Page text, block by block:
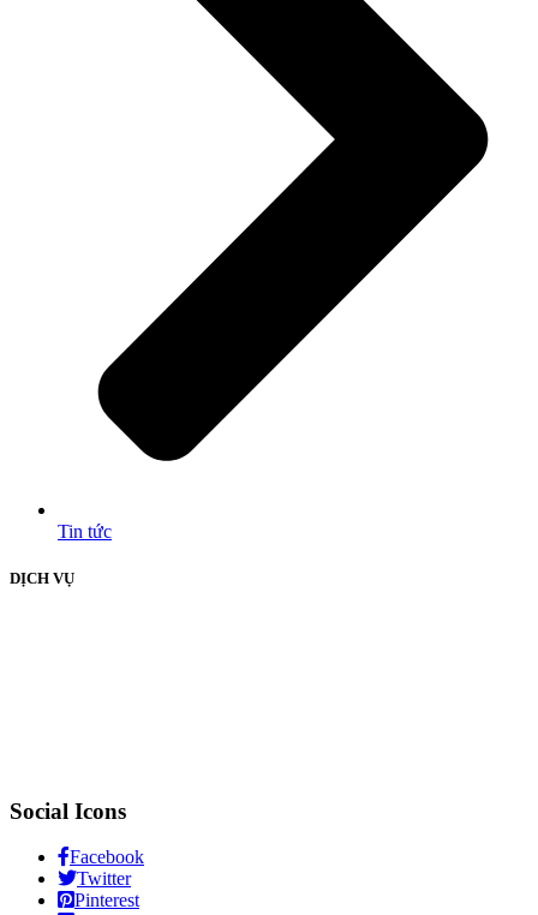
Tin tức
DỊCH VỤ
Social Icons
Facebook
Twitter
Pinterest